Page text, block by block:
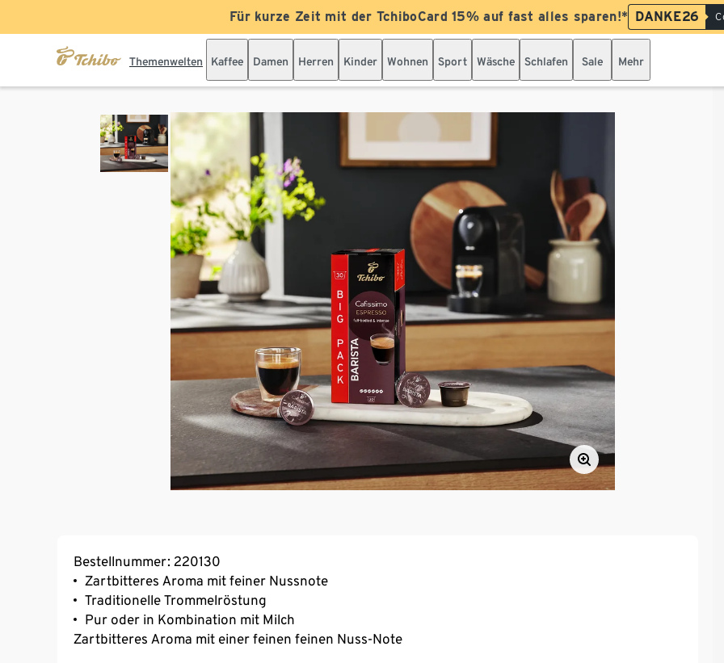
Für kurze Zeit mit der TchiboCard 15% auf fast alles sparen!* DANKE26
Themenwelten Kaffee Damen Herren Kinder Wohnen Sport Wäsche Schlafen Sale Mehr
Bestellnummer: 220130
Zartbitteres Aroma mit feiner Nussnote
Traditionelle Trommelröstung
Pur oder in Kombination mit Milch
Zartbitteres Aroma mit einer feinen feinen Nuss-Note